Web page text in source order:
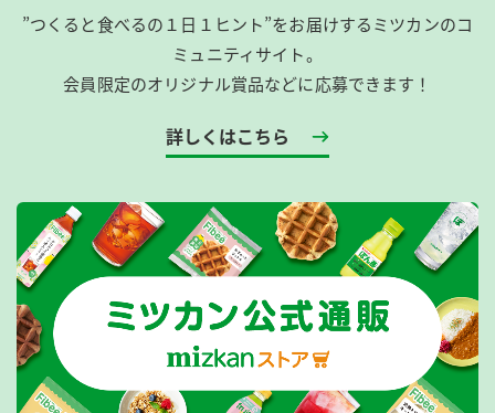
”つくると食べるの１日１ヒント”をお届けするミツカンのコ
ミュニティサイト。
会員限定のオリジナル賞品などに応募できます！
詳しくはこちら